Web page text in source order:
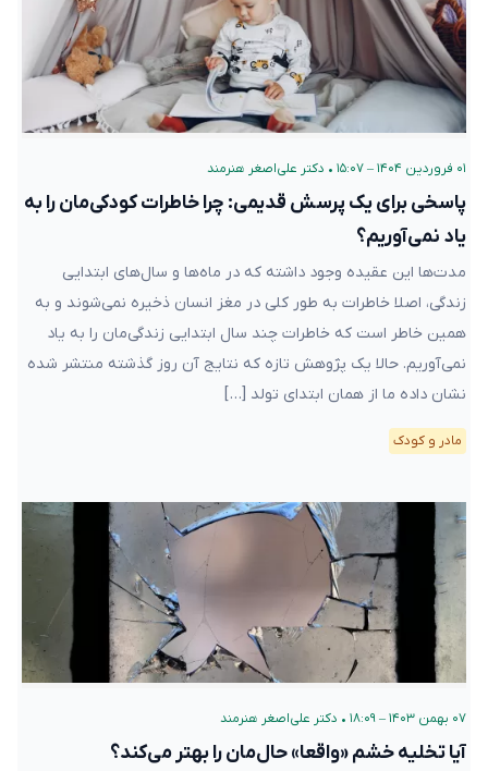
۰۱ فروردین ۱۴۰۴ – ۱۵:۰۷ • دکتر علی‌اصغر هنرمند
پاسخی برای یک پرسش قدیمی: چرا خاطرات کودکی‌مان را به
یاد نمی‌آوریم؟
مدت‌ها این عقیده وجود داشته که در ماه‌ها و سال‌های ابتدایی
زندگی، اصلا خاطرات به طور کلی در مغز انسان ذخیره نمی‌شوند و به
همین خاطر است که خاطرات چند سال ابتدایی زندگی‌مان را به یاد
نمی‌آوریم. حالا یک پژوهش تازه که نتایج آن روز گذشته منتشر شده
نشان داده ما از همان ابتدای تولد […]
مادر و کودک
۰۷ بهمن ۱۴۰۳ – ۱۸:۰۹ • دکتر علی‌اصغر هنرمند
آیا تخلیه خشم «واقعا» حال‌مان را بهتر می‌کند؟